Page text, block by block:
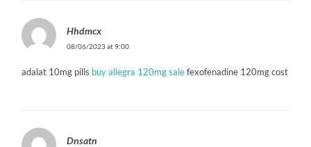
Hhdmcx
08/06/2023 at 9:00
adalat 10mg pills buy allegra 120mg salefexofenadine 120mg cost
Dnsatn